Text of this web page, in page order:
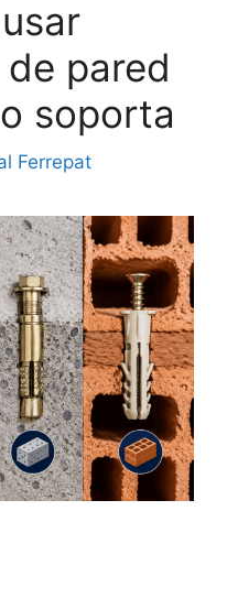
pared
soporta
Ferrepat